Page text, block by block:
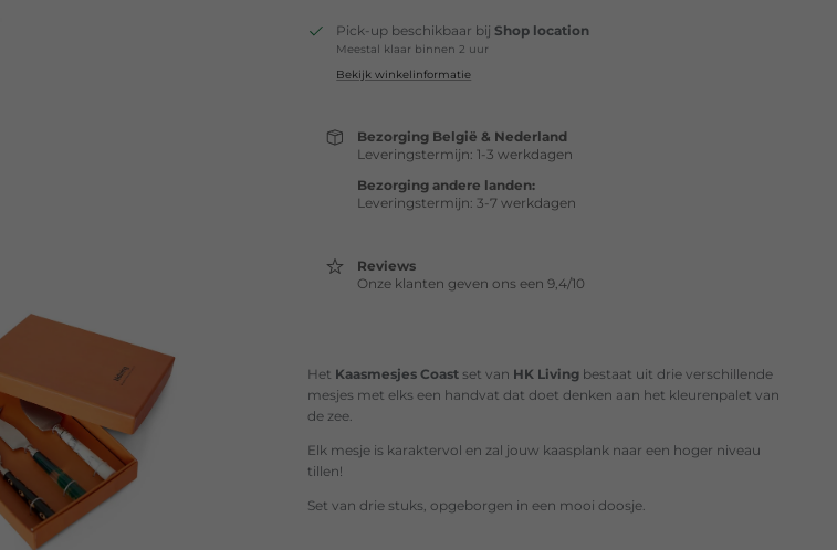
Pick-up beschikbaar bijShop location
Meestal klaar binnen 2 uur
Bekijk winkelinformatie
Bezorging België & Nederland
Leveringstermijn: 1-3 werkdagen
Bezorging andere landen:
Leveringstermijn: 3-7 werkdagen
Reviews
Onze klanten geven ons een 9,4/10
Het Kaasmesjes Coastset van HK Living bestaat uit drie verschillende
mesjes met elks een handvat dat doet denken aan het kleurenpalet van
de zee.
Elk mesje is karaktervol en zal jouw kaasplank naar een hoger niveau
tillen!
Set van drie stuks, opgeborgen in een mooi doosje.